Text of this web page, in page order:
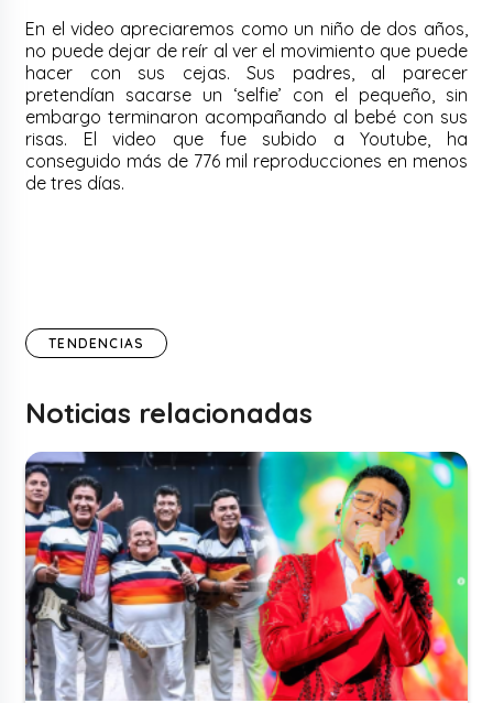
En el video apreciaremos como un niño de dos años,
no puede dejar de reír al ver el movimiento que puede
hacer con sus cejas. Sus padres, al parecer
pretendían sacarse un ‘selfie’ con el pequeño, sin
embargo terminaron acompañando al bebé con sus
risas. El video que fue subido a Youtube, ha
conseguido más de 776 mil reproducciones en menos
de tres días.
TENDENCIAS
Noticias relacionadas